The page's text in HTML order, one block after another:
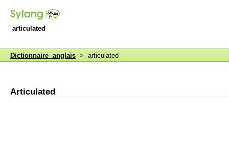
articulated
Dictionnaire anglais > articulated
Articulated